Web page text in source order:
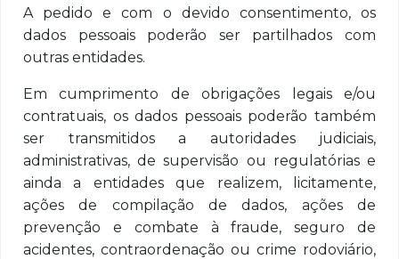
A pedido e com o devido consentimento, os
dados pessoais poderão ser partilhados com
outras entidades.
Em cumprimento de obrigações legais e/ou
contratuais, os dados pessoais poderão também
ser transmitidos a autoridades judiciais,
administrativas, de supervisão ou regulatórias e
ainda a entidades que realizem, licitamente,
ações de compilação de dados, ações de
prevenção e combate à fraude, seguro de
acidentes, contraordenação ou crime rodoviário,